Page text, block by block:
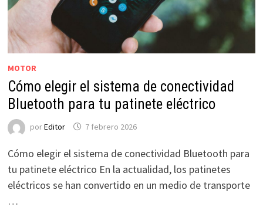
MOTOR
Cómo elegir el sistema de conectividad
Bluetooth para tu patinete eléctrico
porEditor 7 febrero 2026
Cómo elegir el sistema de conectividad Bluetooth para
tu patinete eléctrico En la actualidad, los patinetes
eléctricos se han convertido en un medio de transporte
…